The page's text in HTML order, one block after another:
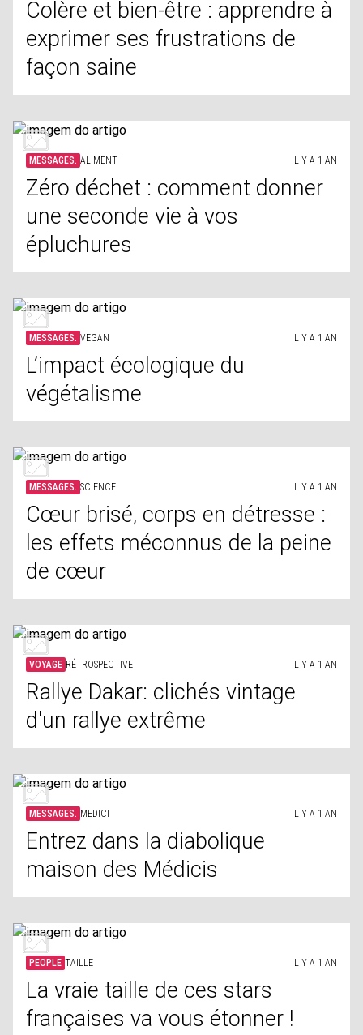
Colère et bien-être : apprendre à
exprimer ses frustrations de
façon saine
MESSAGES. ALIMENT IL Y A 1 AN
Zéro déchet : comment donner
une seconde vie à vos
épluchures
MESSAGES. VEGAN IL Y A 1 AN
L’impact écologique du
végétalisme
MESSAGES. SCIENCE IL Y A 1 AN
Cœur brisé, corps en détresse :
les effets méconnus de la peine
de cœur
VOYAGE RÉTROSPECTIVE IL Y A 1 AN
Rallye Dakar: clichés vintage
d'un rallye extrême
MESSAGES. MEDICI IL Y A 1 AN
Entrez dans la diabolique
maison des Médicis
PEOPLE TAILLE IL Y A 1 AN
La vraie taille de ces stars
françaises va vous étonner !